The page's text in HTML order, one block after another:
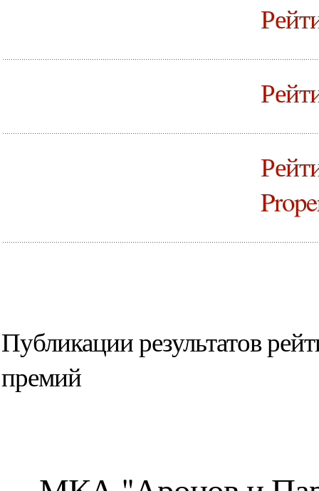
Публикации результатов
премий